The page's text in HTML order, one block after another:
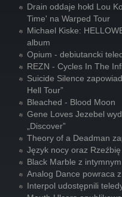
Drain oddaje hołd Lou
Time' na Warped Tour
Michael Kiske:
album
Opium - debiutancki
REZN - Cycles In The
Suicide Silence
Hell Tour”
Bleached - Blood Moon
Gene Loves Jezebel
„Discover”
Theory of a Deadman
Język nocy oraz
Black Marble z
Analog Dance powraca
Interpol udostępnili